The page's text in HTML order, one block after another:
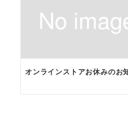
オンラインストアお休みのお